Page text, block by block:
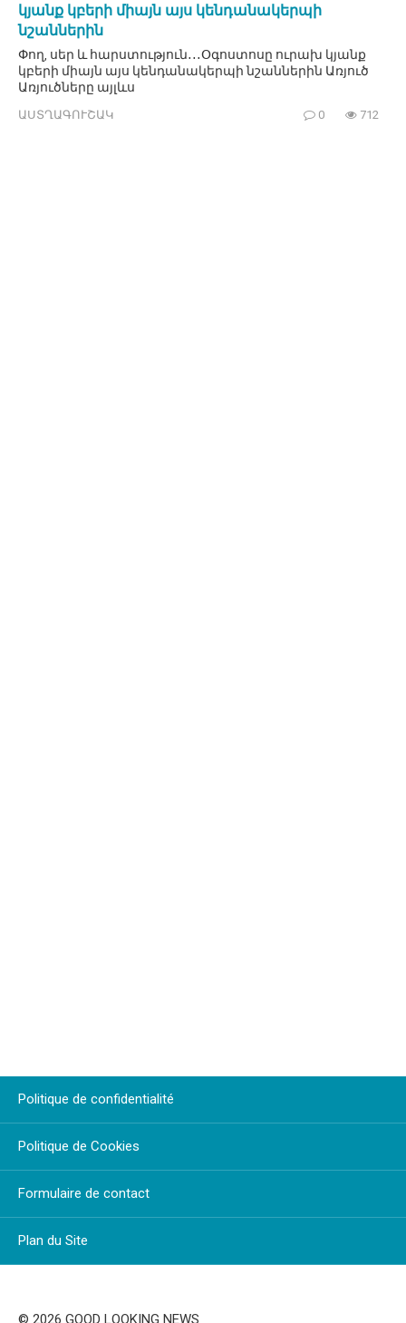
կյանք կբերի միայն այս կենդանակերպի
նշաններին
Փող, սեր և հարստություն․․․Օգոստոսը ուրախ կյանք
կբերի միայն այս կենդանակերպի նշաններին Առյուծ
Առյուծները այլևս
ԱՍՏՂԱԳՈՒՇԱԿ 0 712
Politique de confidentialité
Politique de Cookies
Formulaire de contact
Plan du Site
© 2026 GOOD LOOKING NEWS